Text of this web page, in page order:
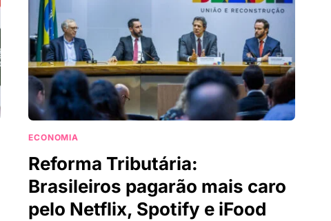
ECONOMIA
Reforma Tributária:
Brasileiros pagarão mais caro
pelo Netflix, Spotify e iFood